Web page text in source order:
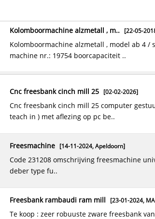
kolomboormachine alzmetall , m..[22-05-
kolomboormachine alzmetall , model ab 4 / sv bouwjaar : 1991
machine nr.: 19754 boorcapaciteit ..
pallet wikkelaar[26-10-2018]
te koop: een zo goed als nieuwe palletwikkelaar. ziet er nog
gebruikte wasmachines. de machines zijn
andere: bochten (45/90/180), zadelst..
cnc freesbank cinch mill 25 [02-02-2026]
cnc freesbank cinch mill 25 computer gestuurd c - tek cnt 803 (
teach in ) met aflezing op pc be..
freesmachine [14-11-2024, Apeldoorn]
code 231208 omschrijving freesmachine universeel fabrikaat
deber type fu..
freesbank rambaudi ram mill [23-01-2024,
te koop : zeer robuuste zware freesbank van het merk